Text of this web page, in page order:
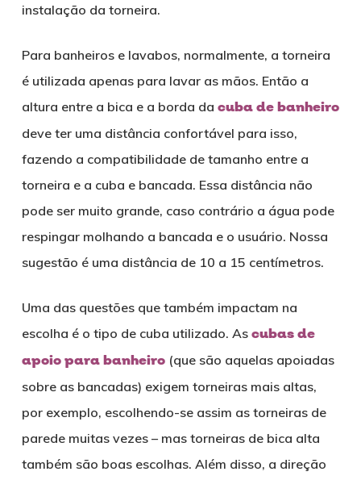
instalação da torneira.
Para banheiros e lavabos, normalmente, a torneira
é utilizada apenas para lavar as mãos. Então a
altura entre a bica e a borda da cuba de banheiro
deve ter uma distância confortável para isso,
fazendo a compatibilidade de tamanho entre a
torneira e a cuba e bancada. Essa distância não
pode ser muito grande, caso contrário a água pode
respingar molhando a bancada e o usuário. Nossa
sugestão é uma distância de 10 a 15 centímetros.
Uma das questões que também impactam na
escolha é o tipo de cuba utilizado. As cubas de
apoio para banheiro(que são aquelas apoiadas
sobre as bancadas) exigem torneiras mais altas,
por exemplo, escolhendo-se assim as torneiras de
parede muitas vezes – mas torneiras de bica alta
também são boas escolhas. Além disso, a direção